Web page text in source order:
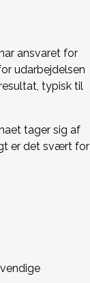
ansvaret for
udarbejdelsen
typisk til
tager sig af
er det svært for